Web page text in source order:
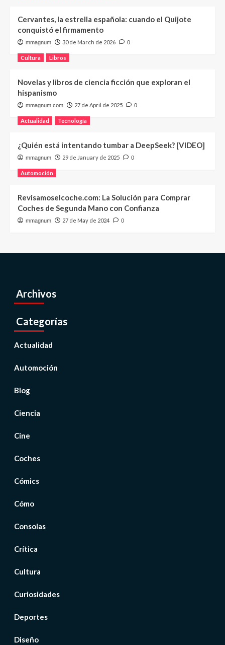
Cervantes, la estrella española: cuando el Quijote
conquistó el firmamento
mmagnum 30 de March de 2026 0
Cultura Libros
Novelas y libros de ciencia ficción que exploran el
hispanismo
mmagnum.com 27 de April de 2025 0
Actualidad Tecnología
¿Quién está intentando tumbar a DeepSeek? [VIDEO]
mmagnum 29 de January de 2025 0
Automoción
Revisamoselcoche.com: La Solución para Comprar
Coches de Segunda Mano con Confianza
mmagnum 27 de May de 2024 0
Archivos
Categorías
Actualidad
Automoción
Blog
Ciencia
Cine
Coches
Cómics
Cómo
Consolas
Crítica
Cultura
Curiosidades
Deportes
Diseño